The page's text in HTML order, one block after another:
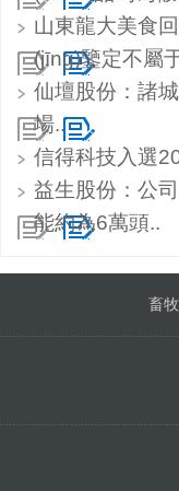
山東龍大美食
(jīng)鑒定不屬
仙壇股份：諸
場..
信得科技入選
益生股份：公
能約為6萬頭..
畜